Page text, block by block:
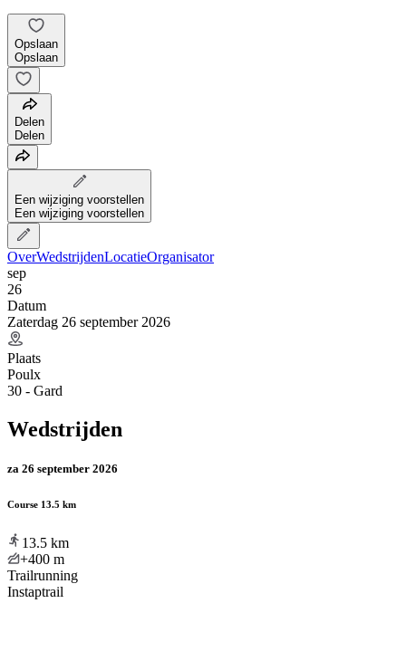
Opslaan
Opslaan
Delen
Delen
Een wijziging voorstellen
Een wijziging voorstellen
OverWedstrijdenLocatieOrganisator
sep
26
Datum
Zaterdag 26 september 2026
Plaats
Poulx
30 - Gard
Wedstrijden
za 26 september 2026
Course 13.5 km
13.5 km
+400 m
Trailrunning
Instaptrail